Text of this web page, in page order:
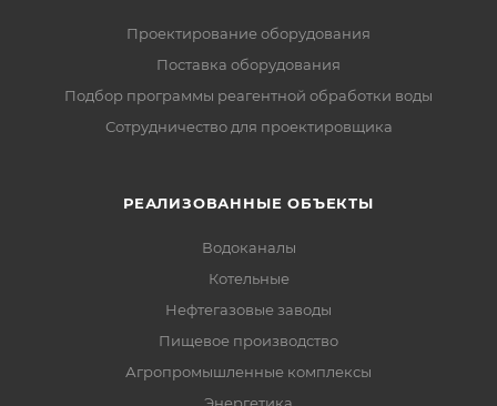
Проектирование оборудования
Поставка оборудования
Подбор программы реагентной обработки воды
Сотрудничество для проектировщика
РЕАЛИЗОВАННЫЕ ОБЪЕКТЫ
Водоканалы
Котельные
Нефтегазовые заводы
Пищевое производство
Агропромышленные комплексы